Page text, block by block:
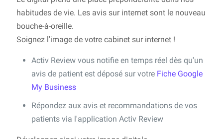
habitudes de vie. Les avis sur internet sont le nouveau
bouche-à-oreille.
Soignez l'image de votre cabinet sur internet !
Activ Review vous notifie en temps réel dès qu'un
avis de patient est déposé sur votre Fiche Google
My Business
Répondez aux avis et recommandations de vos
patients via l'application Activ Review